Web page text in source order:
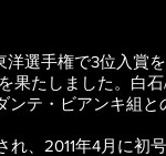
選手権で3位入賞
果たしました。白
テ・ビアンキ組と
、2011年4月に初